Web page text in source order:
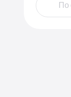
По